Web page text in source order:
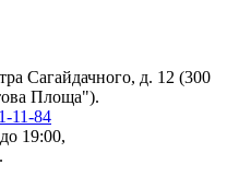
Сагайдачного, д. 12 (300
Площа").
11-84
19:00,